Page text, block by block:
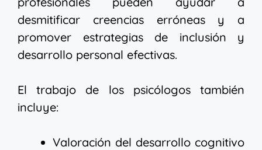
desmitificar creencias erróneas y a
promover estrategias de inclusión y
desarrollo personal efectivas.
El trabajo de los psicólogos también
incluye:
Valoración del desarrollo cognitivo